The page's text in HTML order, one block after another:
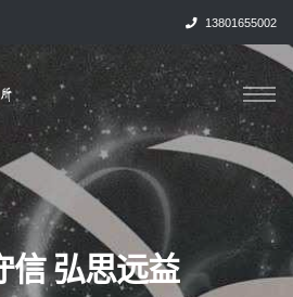
13801655002
信 弘思远益